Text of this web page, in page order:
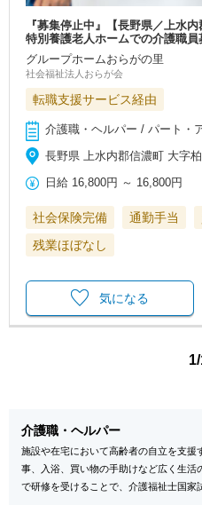
『募集停止中』【長野県／上水
特別養護老人ホームでの介護職
グループホームおらがの里
社会福祉法人おらが会
転職支援サービス経由
介護職・ヘルパー / パート・
長野県 上水内郡信濃町 大字
日給 16,800円 ～ 16,800円
社会保険完備 通勤手当
残業ほぼなし
気になる
介護職・ヘルパー
施設や在宅において高齢者の自立を支
事、入浴、買い物の手助けなど広く生活
で研修を受けることで、介護福祉士国家